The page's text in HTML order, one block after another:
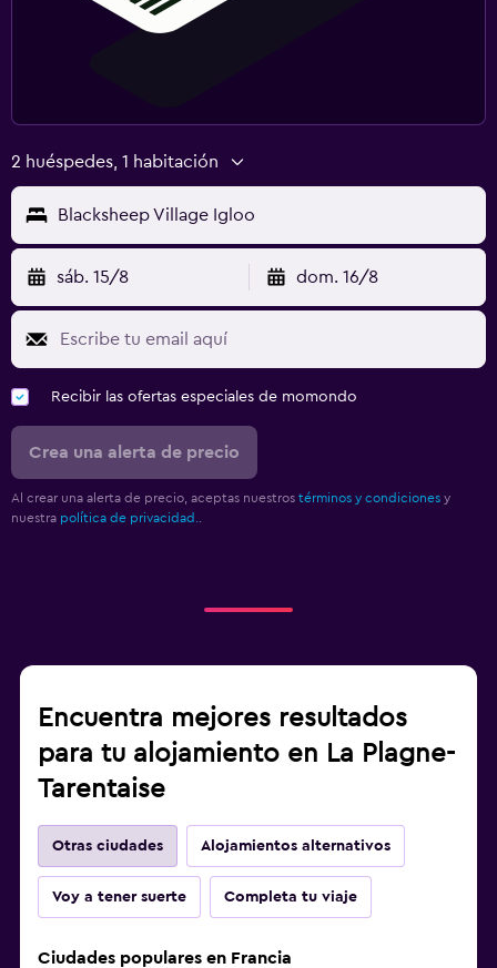
2 huéspedes, 1 habitación
Blacksheep Village Igloo
sáb. 15/8 dom. 16/8
Recibir las ofertas especiales de momondo
Crea una alerta de precio
Al crear una alerta de precio, aceptas nuestros términos y condiciones y
nuestra política de privacidad.
Encuentra mejores resultados
para tu alojamiento en La Plagne-
Tarentaise
Otras ciudades Alojamientos alternativos
Voy a tener suerte Completa tu viaje
Ciudades populares en Francia